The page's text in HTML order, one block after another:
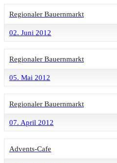
Regionaler Bauernmarkt
02. Juni 2012
Regionaler Bauernmarkt
05. Mai 2012
Regionaler Bauernmarkt
07. April 2012
Advents-Cafe